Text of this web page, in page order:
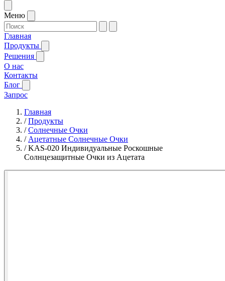
Меню
Главная
Продукты
Решения
О нас
Контакты
Блог
Запрос
Главная
/Продукты
/Солнечные Очки
/ Ацетатные Солнечные Очки
/KAS-020 Индивидуальные Роскошные
Солнцезащитные Очки из Ацетата